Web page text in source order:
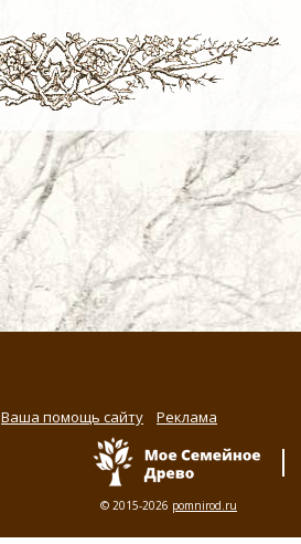
Ваша помощь сайту Реклама
© 2015-2026 pomnirod.ru